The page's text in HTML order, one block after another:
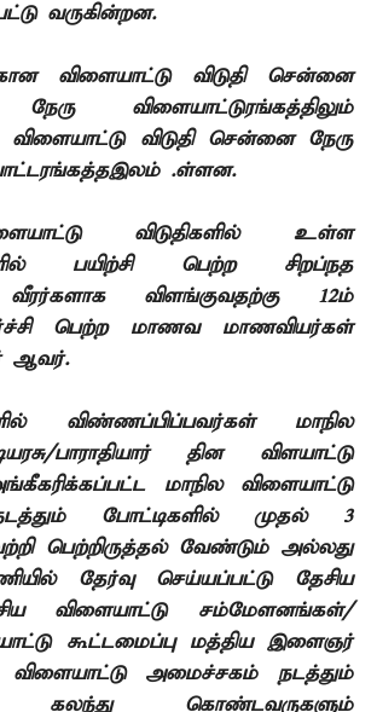
வருகின்றன.
விளையாட்டு விடுதி சென்னை
விளையாட்டுரங்கத்திலும்
விளையாட்டு விடுதி சென்னை நேரு
.ள்ளன.
விடுதிகளில் உள்ள
பயிற்சி பெற்ற சிறப்நத
வீரர்களாக விளங்குவதற்கு 12ம்
பெற்ற மாணவ மாணவியர்கள்
ஆவர்.
விண்ணப்பிப்பவர்கள் மாநில
/பாராதியார் தின விளயாட்டு
மாநில விளையாட்டு
போட்டிகளில் முதல் 3
பெற்றிருத்தல் வேண்டும் அல்லது
தேர்வு செய்யப்பட்டு தேசிய
விளையாட்டு சம்மேளனங்கள்/
கூட்டமைப்பு மத்திய இளைஞர்
அமைச்சகம் நடத்தும்
கலந்து கொண்டவருகளும்